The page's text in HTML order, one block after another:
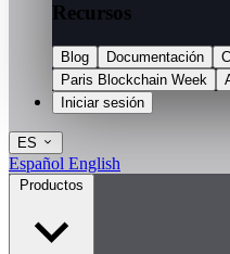
Recursos
Blog Documentación
Paris Blockchain Week
Iniciar sesión
ES
Español English
Productos